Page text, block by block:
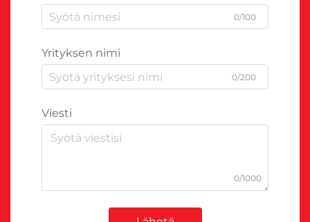
0/100
Yrityksen nimi
0/200
Viesti
0/1000